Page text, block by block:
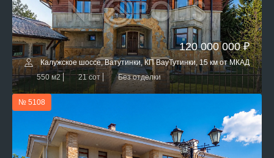
120 000 000 ₽
Калужское шоссе, Ватутинки, КП ВауТутинки, 15 км от МКАД
550 м2
21 сот Без отделки
№ 5108